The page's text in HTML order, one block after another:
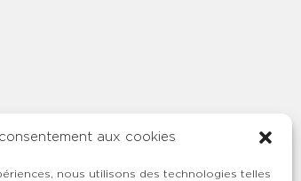
aux cookies
nous utilisons des technologies telles